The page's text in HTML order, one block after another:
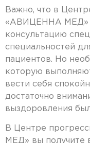
Важно, что в
«АВИЦЕННА МЕД»
консультацию
специальностей
пациентов. Но
которую
вести себя
достаточно
выздоровления
В Центре
МЕД» вы получите